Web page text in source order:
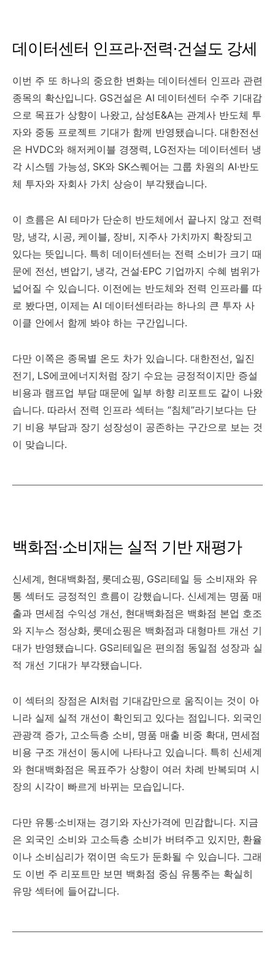
데이터센터 인프라·전력·건설도 강세
이번 주 또 하나의 중요한 변화는 데이터센터 인프라 관련
종목의 확산입니다. GS건설은 AI 데이터센터 수주 기대감
으로 목표가 상향이 나왔고, 삼성E&A는 관계사 반도체 투
자와 중동 프로젝트 기대가 함께 반영됐습니다. 대한전선
은 HVDC와 해저케이블 경쟁력, LG전자는 데이터센터 냉
각 시스템 가능성, SK와 SK스퀘어는 그룹 차원의 AI·반도
체 투자와 자회사 가치 상승이 부각됐습니다.
이 흐름은 AI 테마가 단순히 반도체에서 끝나지 않고 전력
망, 냉각, 시공, 케이블, 장비, 지주사 가치까지 확장되고
있다는 뜻입니다. 특히 데이터센터는 전력 소비가 크기 때
문에 전선, 변압기, 냉각, 건설·EPC 기업까지 수혜 범위가
넓어질 수 있습니다. 이전에는 반도체와 전력 인프라를 따
로 봤다면, 이제는 AI 데이터센터라는 하나의 큰 투자 사
이클 안에서 함께 봐야 하는 구간입니다.
다만 이쪽은 종목별 온도 차가 있습니다. 대한전선, 일진
전기, LS에코에너지처럼 장기 수요는 긍정적이지만 증설
비용과 램프업 부담 때문에 일부 하향 리포트도 같이 나왔
습니다. 따라서 전력 인프라 섹터는 “침체”라기보다는 단
기 비용 부담과 장기 성장성이 공존하는 구간으로 보는 것
이 맞습니다.
백화점·소비재는 실적 기반 재평가
신세계, 현대백화점, 롯데쇼핑, GS리테일 등 소비재와 유
통 섹터도 긍정적인 흐름이 강했습니다. 신세계는 명품 매
출과 면세점 수익성 개선, 현대백화점은 백화점 본업 호조
와 지누스 정상화, 롯데쇼핑은 백화점과 대형마트 개선 기
대가 반영됐습니다. GS리테일은 편의점 동일점 성장과 실
적 개선 기대가 부각됐습니다.
이 섹터의 장점은 AI처럼 기대감만으로 움직이는 것이 아
니라 실제 실적 개선이 확인되고 있다는 점입니다. 외국인
관광객 증가, 고소득층 소비, 명품 매출 비중 확대, 면세점
비용 구조 개선이 동시에 나타나고 있습니다. 특히 신세계
와 현대백화점은 목표주가 상향이 여러 차례 반복되며 시
장의 시각이 빠르게 바뀌는 모습입니다.
다만 유통·소비재는 경기와 자산가격에 민감합니다. 지금
은 외국인 소비와 고소득층 소비가 버텨주고 있지만, 환율
이나 소비심리가 꺾이면 속도가 둔화될 수 있습니다. 그래
도 이번 주 리포트만 보면 백화점 중심 유통주는 확실히
유망 섹터에 들어갑니다.